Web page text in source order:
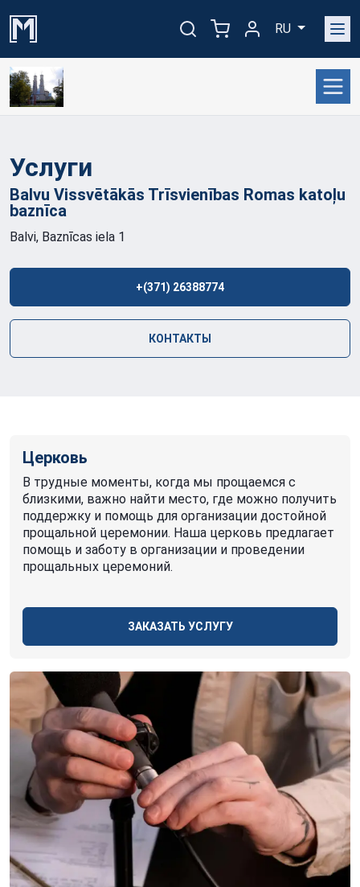
RU
Услуги
Balvu Vissvētākās Trīsvienības Romas katoļu
baznīca
Balvi, Baznīcas iela 1
+(371) 26388774
КОНТАКТЫ
Церковь
В трудные моменты, когда мы прощаемся с
близкими, важно найти место, где можно получить
поддержку и помощь для организации достойной
прощальной церемонии. Наша церковь предлагает
помощь и заботу в организации и проведении
прощальных церемоний.
ЗАКАЗАТЬ УСЛУГУ